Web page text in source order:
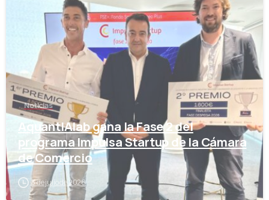
Noticias
AquantIAlab gana la Fase 2 del
programa Impulsa Startup de la Cámara
de Comercio
3 de julio de 2026